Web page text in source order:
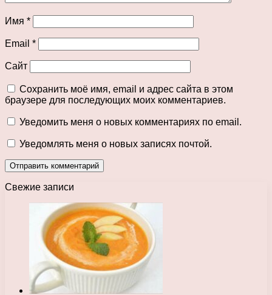
Имя *
Email *
Сайт
Сохранить моё имя, email и адрес сайта в этом
браузере для последующих моих комментариев.
Уведомить меня о новых комментариях по email.
Уведомлять меня о новых записях почтой.
Свежие записи